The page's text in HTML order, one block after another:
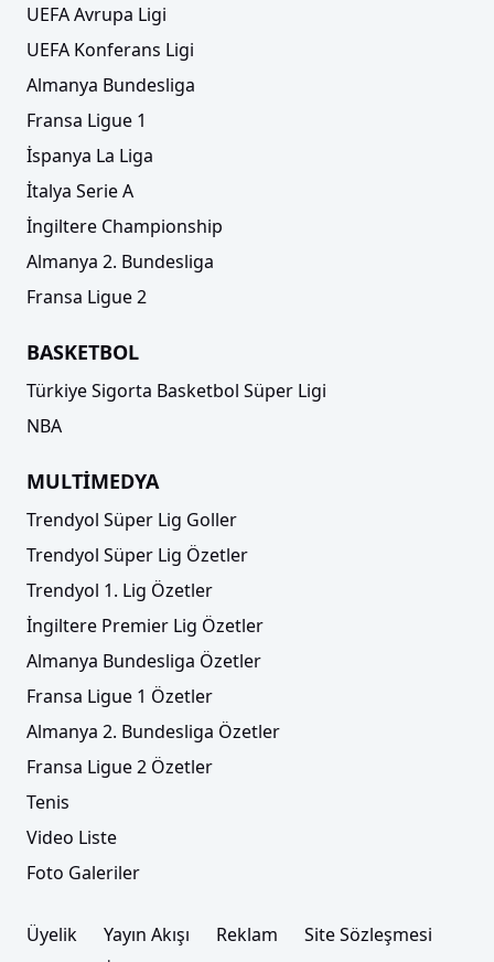
UEFA Avrupa Ligi
UEFA Konferans Ligi
Almanya Bundesliga
Fransa Ligue 1
İspanya La Liga
İtalya Serie A
İngiltere Championship
Almanya 2. Bundesliga
Fransa Ligue 2
BASKETBOL
Türkiye Sigorta Basketbol Süper Ligi
NBA
MULTİMEDYA
Trendyol Süper Lig Goller
Trendyol Süper Lig Özetler
Trendyol 1. Lig Özetler
İngiltere Premier Lig Özetler
Almanya Bundesliga Özetler
Fransa Ligue 1 Özetler
Almanya 2. Bundesliga Özetler
Fransa Ligue 2 Özetler
Tenis
Video Liste
Foto Galeriler
Üyelik Yayın Akışı Reklam
Site Sözleşmesi